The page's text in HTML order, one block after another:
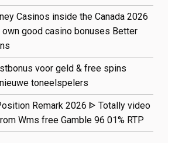
Casinos inside the Canada 2026
own good casino bonuses Better
voor geld & free spins
toneelspelers
Remark 2026 ᐈ Totally video
Wms free Gamble 96 01% RTP